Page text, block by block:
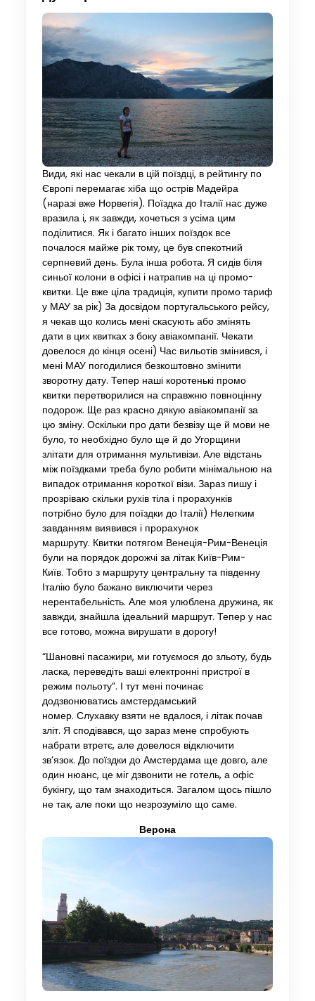
Види, які нас чекали в цій поїздці, в рейтингу по
Європі перемагає хіба що острів Мадейра
(наразі вже Норвегія). Поїздка до Італії нас дуже
вразила і, як завжди, хочеться з усіма цим
поділитися. Як і багато інших поїздок все
почалося майже рік тому, це був спекотний
серпневий день. Була інша робота. Я сидів біля
синьої колони в офісі і натрапив на ці промо-
квитки. Це вже ціла традиція, купити промо тариф
у МАУ за рік) За досвідом португальського рейсу,
я чекав що колись мені скасують або змінять
дати в цих квитках з боку авіакомпанії. Чекати
довелося до кінця осені) Час вильотів змінився, і
мені МАУ погодилися безкоштовно змінити
зворотну дату. Тепер наші коротенькі промо
квитки перетворилися на справжню повноцінну
подорож. Ще раз красно дякую авіакомпанії за
цю зміну. Оскільки про дати безвізу ще й мови не
було, то необхідно було ще й до Угорщини
злітати для отримання мультивізи. Але відстань
між поїздками треба було робити мінімальною на
випадок отримання короткої візи. Зараз пишу і
прозріваю скільки рухів тіла і прорахунків
потрібно було для поїздки до Італії) Нелегким
завданням виявився і прорахунок
маршруту. Квитки потягом Венеція-Рим-Венеція
були на порядок дорожчі за літак Київ-Рим-
Київ. Тобто з маршруту центральну та південну
Італію було бажано виключити через
нерентабельність. Але моя улюблена дружина, як
завжди, знайшла ідеальний маршрут. Тепер у нас
все готово, можна вирушати в дорогу!
“Шановні пасажири, ми готуємося до зльоту, будь
ласка, переведіть ваші електронні пристрої в
режим польоту”. І тут мені починає
додзвонюватись амстердамський
номер. Слухавку взяти не вдалося, і літак почав
зліт. Я сподівався, що зараз мене спробують
набрати втретє, але довелося відключити
зв’язок. До поїздки до Амстердама ще довго, але
один нюанс, це міг дзвонити не готель, а офіс
букінгу, що там знаходиться. Загалом щось пішло
не так, але поки що незрозуміло що саме.
Верона